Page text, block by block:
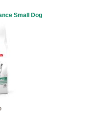
Small Dog